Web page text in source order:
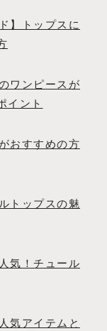
】トップスに
ワンピースが
イント
おすすめの方
トップスの魅
気！チュール
気アイテムと